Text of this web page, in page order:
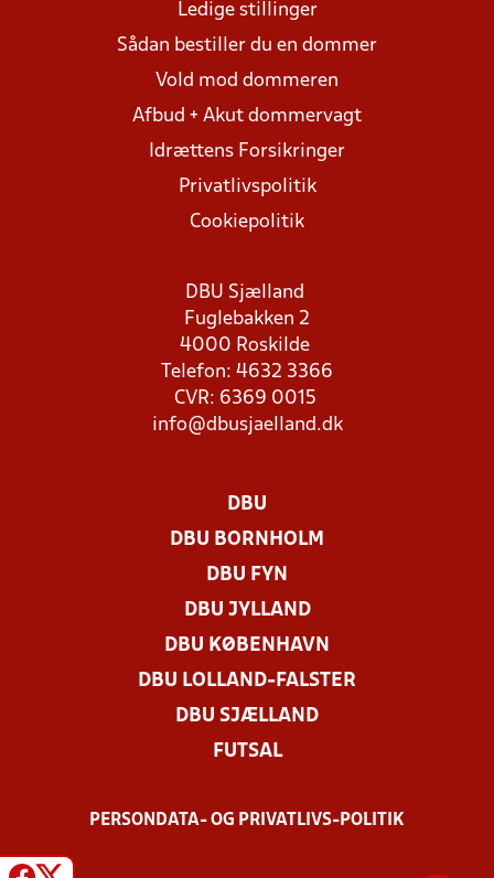
Ledige stillinger
Sådan bestiller du en dommer
Vold mod dommeren
Afbud + Akut dommervagt
Idrættens Forsikringer
Privatlivspolitik
Cookiepolitik
DBU Sjælland
Fuglebakken 2
4000 Roskilde
Telefon: 4632 3366
CVR: 6369 0015
info@dbusjaelland.dk
DBU
DBU BORNHOLM
DBU FYN
DBU JYLLAND
DBU KØBENHAVN
DBU LOLLAND-FALSTER
DBU SJÆLLAND
FUTSAL
PERSONDATA- OG PRIVATLIVS-POLITIK